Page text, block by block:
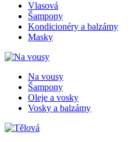
Vlasová
Šampony
Kondicionéry a balzámy
Masky
Na vousy
Šampony
Oleje a vosky
Vosky a balzámy